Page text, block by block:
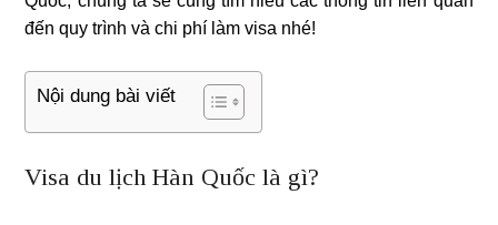
đến quy trình và chi phí làm visa nhé!
Nội dung bài viết
Visa du lịch Hàn Quốc là gì?